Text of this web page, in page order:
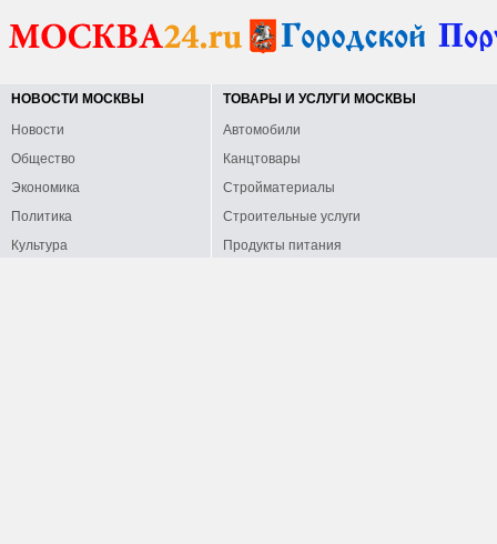
НОВОСТИ МОСКВЫ
Новости
Общество
Экономика
Политика
Культура
ТОВАРЫ И УСЛУГИ МОСКВЫ
Автомобили
Канцтовары
Стройматериалы
Строительные услуги
Продукты питания